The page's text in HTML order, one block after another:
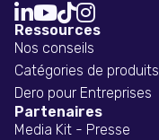

Ressources
Nos conseils
Catégories de produits
Dero pour Entreprises
Partenaires
Media Kit - Presse